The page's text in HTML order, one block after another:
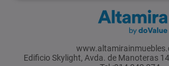
Edificio Skylight, Avda. de Manoteras